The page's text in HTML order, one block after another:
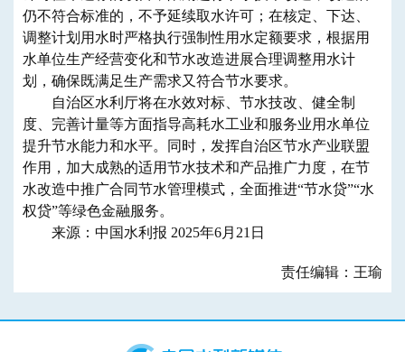
仍不符合标准的，不予延续取水许可；在核定、下达、
调整计划用水时严格执行强制性用水定额要求，根据用
水单位生产经营变化和节水改造进展合理调整用水计
划，确保既满足生产需求又符合节水要求。
自治区水利厅将在水效对标、节水技改、健全制
度、完善计量等方面指导高耗水工业和服务业用水单位
提升节水能力和水平。同时，发挥自治区节水产业联盟
作用，加大成熟的适用节水技术和产品推广力度，在节
水改造中推广合同节水管理模式，全面推进“节水贷”“水
权贷”等绿色金融服务。
来源：中国水利报 2025年6月21日
责任编辑：王瑜